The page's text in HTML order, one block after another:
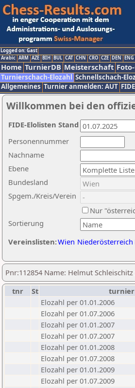
Logged on: Gast
Arabic ARM AZE BIH BUL CAT CHN CRO CZE DEN ENG
Home TurnierDB Meisterschaft
Turnierschach-Elozahl Schnellschach-
Allgemeines Turnier anmelden: AUT FIDE
Willkommen bei den
Nachname
Ebene
Sortierung
Personennummer
Bundesland
Spgem./Kreis/Verein
Nur
Vereinslisten:Wien Niederösterreich
FIDE-Elolisten Stand
Pnr:112854 Name: Helmut Schleischitz
tnr
St turnier
Elozahl per 01.01.2006
Elozahl per 01.07.2006
Elozahl per 01.01.2007
Elozahl per 01.07.2007
Elozahl per 01.01.2008
Elozahl per 01.07.2008
Elozahl per 01.01.2009
Elozahl per 01.07.2009